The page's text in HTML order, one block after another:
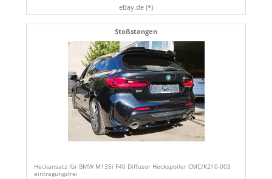
eBay.de (*)
Stoßstangen
Heckansatz für BMW M135i F40 Diffusor Heckspoiler CMC/K210-003
eintragungsfrei